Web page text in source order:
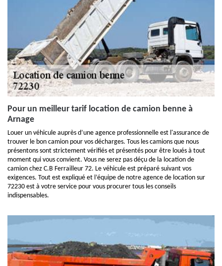
Pour un meilleur tarif location de camion benne à
Arnage
Louer un véhicule auprès d’une agence professionnelle est l'assurance de
trouver le bon camion pour vos décharges. Tous les camions que nous
présentons sont strictement vérifiés et présentés pour être loués à tout
moment qui vous convient. Vous ne serez pas déçu de la location de
camion chez C.B Ferrailleur 72. Le véhicule est préparé suivant vos
exigences. Tout est expliqué et l’équipe de notre agence de location sur
72230 est à votre service pour vous procurer tous les conseils
indispensables.